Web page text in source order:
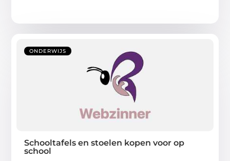
ONDERWIJS
Schooltafels en stoelen kopen voor op
school